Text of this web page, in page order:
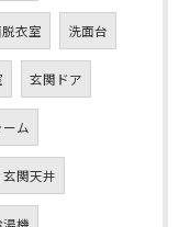
衣室 洗面台
玄関ドア
ム
玄関天井
機